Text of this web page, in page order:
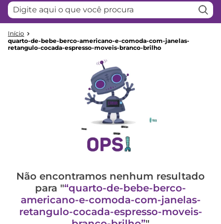
Digite aqui o que você procura
quarto-de-bebe-berco-americano-e-comoda-com-janelas-
retangulo-cocada-espresso-moveis-branco-brilho
Não encontramos nenhum resultado
para " quarto-de-bebe-berco-
americano-e-comoda-com-janelas-
retangulo-cocada-espresso-moveis-
º
escrivaninha
6º
treliche
7º
petit